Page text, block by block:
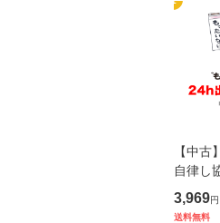
【中古
自律し
の看護
キル
3,969円
送料無料